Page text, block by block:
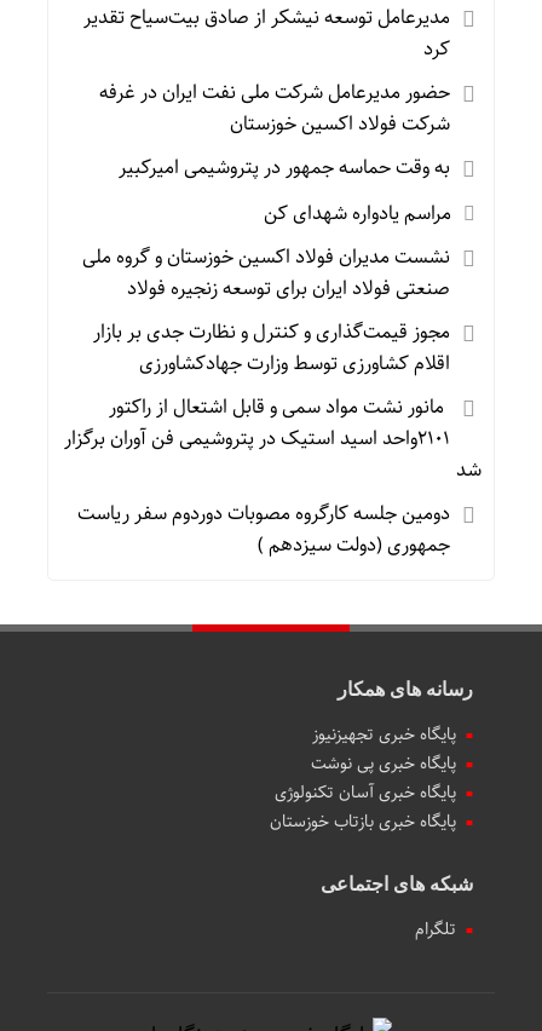
مدیرعامل توسعه نیشکر از صادق بیت‌سیاح تقدیر
کرد
حضور مدیرعامل شرکت ملی نفت ایران در غرفه
شرکت فولاد اکسین خوزستان
به وقت حماسه جمهور در پتروشیمی امیرکبیر
مراسم یادواره شهدای کن
نشست مدیران فولاد اکسین خوزستان و گروه ملی
صنعتی فولاد ایران برای توسعه زنجیره فولاد
مجوز قیمت‌گذاری و کنترل و نظارت جدی بر بازار
اقلام کشاورزی توسط وزارت جهادکشاورزی
مانور نشت مواد سمی و قابل اشتعال از راکتور
۲۱۰۱واحد اسید استیک در پتروشیمی فن آوران برگزار
شد
دومین جلسه کارگروه مصوبات دوردوم سفر ریاست
جمهوری (دولت سیزدهم )
رسانه های همکار
پایگاه خبری تجهیزنیوز
پایگاه خبری پی نوشت
پایگاه خبری آسان تکنولوژی
پایگاه خبری بازتاب خوزستان
شبکه های اجتماعی
تلگرام